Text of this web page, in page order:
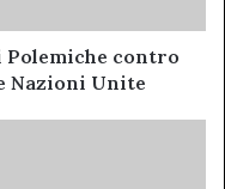
Polemiche contro
Nazioni Unite